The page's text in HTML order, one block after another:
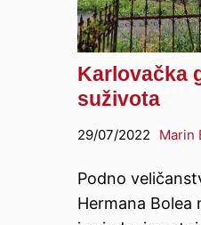
Karlovačka
suživota
29/07/2022 Marin
Podno
Hermana Bolea